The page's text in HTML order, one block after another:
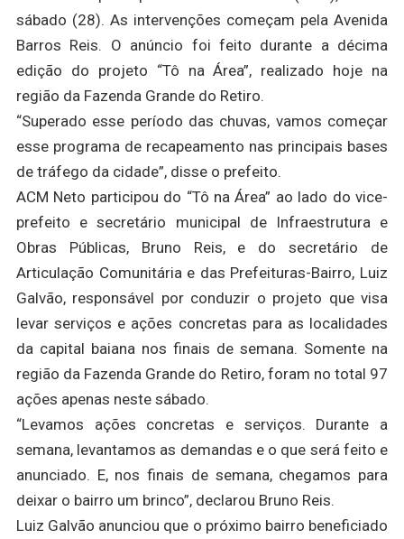
sábado (28). As intervenções começam pela Avenida
Barros Reis. O anúncio foi feito durante a décima
edição do projeto “Tô na Área”, realizado hoje na
região da Fazenda Grande do Retiro.
“Superado esse período das chuvas, vamos começar
esse programa de recapeamento nas principais bases
de tráfego da cidade”, disse o prefeito.
ACM Neto participou do “Tô na Área” ao lado do vice-
prefeito e secretário municipal de Infraestrutura e
Obras Públicas, Bruno Reis, e do secretário de
Articulação Comunitária e das Prefeituras-Bairro, Luiz
Galvão, responsável por conduzir o projeto que visa
levar serviços e ações concretas para as localidades
da capital baiana nos finais de semana. Somente na
região da Fazenda Grande do Retiro, foram no total 97
ações apenas neste sábado.
“Levamos ações concretas e serviços. Durante a
semana, levantamos as demandas e o que será feito e
anunciado. E, nos finais de semana, chegamos para
deixar o bairro um brinco”, declarou Bruno Reis.
Luiz Galvão anunciou que o próximo bairro beneficiado